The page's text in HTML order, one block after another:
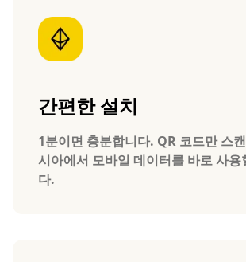
간편한 설치
1분이면 충분합니다. QR 코드만 스
시아에서 모바일 데이터를 바로 사용
다.